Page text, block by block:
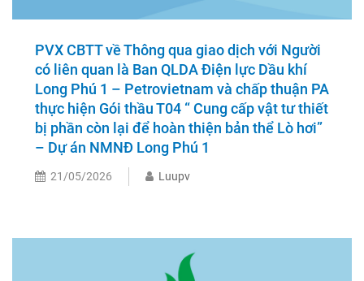
PVX CBTT về Thông qua giao dịch với Người
có liên quan là Ban QLDA Điện lực Dầu khí
Long Phú 1 – Petrovietnam và chấp thuận PA
thực hiện Gói thầu T04 “ Cung cấp vật tư thiết
bị phần còn lại để hoàn thiện bản thể Lò hơi”
– Dự án NMNĐ Long Phú 1
21/05/2026 Luupv